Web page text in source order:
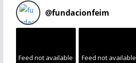
@fundacionfeim
Feed not available Feed not available